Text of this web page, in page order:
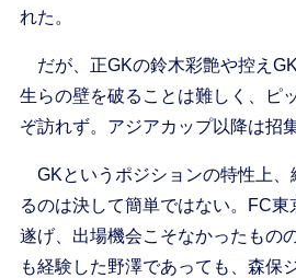
れた。
だが、正GKの鈴木彩艶や控え
生らの壁を破ることは難しく、ピ
ぞ訪れず。アジアカップ以降は招
GKというポジションの特性上、
るのは決して簡単ではない。FC
遂げ、出場機会こそなかったもの
も経験した野澤であっても、森保